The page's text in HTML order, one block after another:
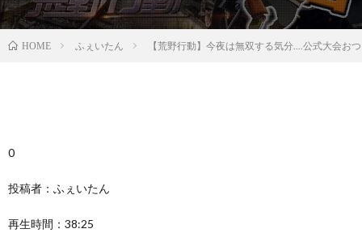
HOME ふぇいたん 【荒野行動】今夜は無双する気分....公式大会お
0
投稿者：ふぇいたん
再生時間：38:25